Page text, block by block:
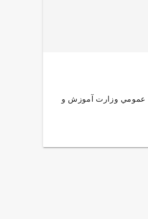
عمومي وزارت آموزش و